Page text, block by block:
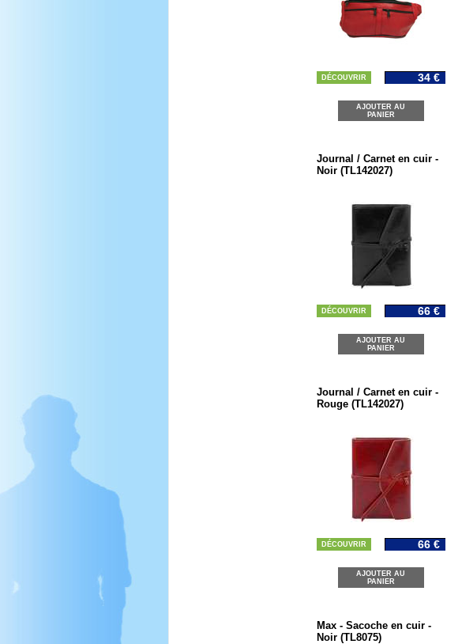
DÉCOUVRIR 34 €
AJOUTER AU
PANIER
Journal / Carnet en cuir -
Noir (TL142027)
DÉCOUVRIR 66 €
AJOUTER AU
PANIER
Journal / Carnet en cuir -
Rouge (TL142027)
DÉCOUVRIR 66 €
AJOUTER AU
PANIER
Max - Sacoche en cuir -
Noir (TL8075)